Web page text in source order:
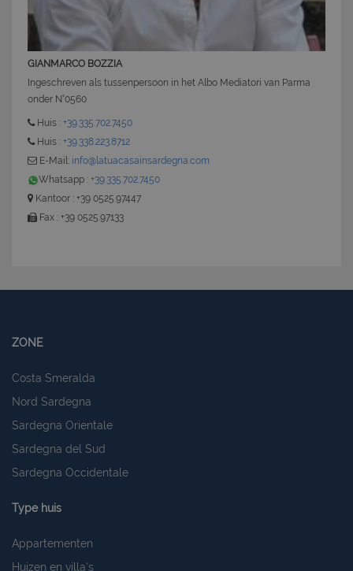
GIANMARCO BOZZIA
Ingeschreven als tussenpersoon in het Albo Mediatori van Parma
onder N°0560
Huis : +39.335.702.7450
Huis : +39.338.223.8712
E-Mail: info@latuacasainsardegna.com
Whatsapp : +39.335.702.7450
Kantoor : +39 0525.97447
Fax : +39 0525.97133
ZONE
Costa Smeralda
Nord Sardegna
Sardegna Orientale
Sardegna del Sud
Sardegna Occidentale
Type huis
Appartementen
Huizen en villa's